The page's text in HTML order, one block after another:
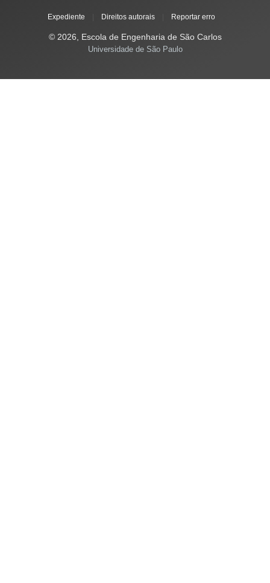
Expediente Direitos autorais Reportar erro
© 2026, Escola de Engenharia de São Carlos
Universidade de São Paulo